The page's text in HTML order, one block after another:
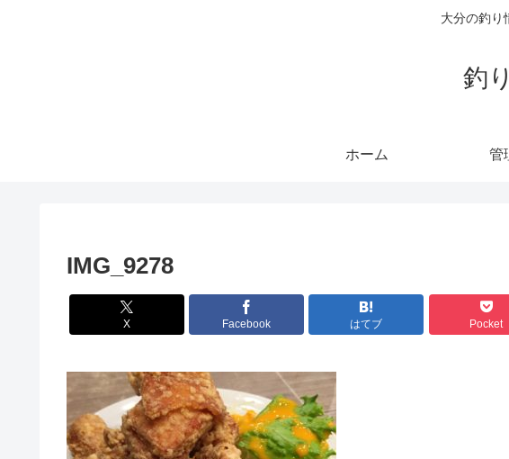
大分の釣り
釣
ホーム 管
IMG_9278
X Facebook はてブ Pocket